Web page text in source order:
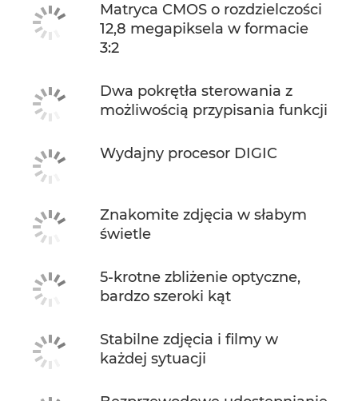
Matryca CMOS o rozdzielczości
12,8 megapiksela w formacie
3:2
Dwa pokrętła sterowania z
możliwością przypisania funkcji
Wydajny procesor DIGIC
Znakomite zdjęcia w słabym
świetle
5-krotne zbliżenie optyczne,
bardzo szeroki kąt
Stabilne zdjęcia i filmy w
każdej sytuacji